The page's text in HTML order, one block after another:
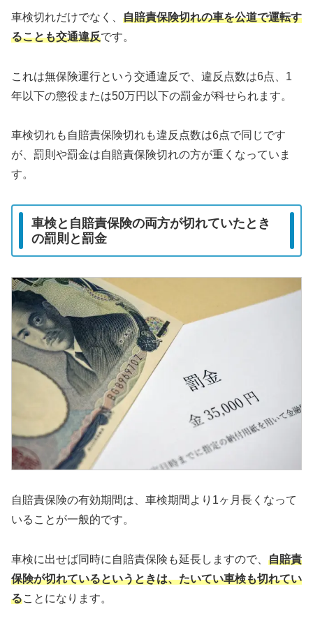
車検切れだけでなく、 自賠責保険切れの車を公道で運転す
ることも交通違反です。
これは無保険運行という交通違反で、違反点数は6点、1
年以下の懲役または50万円以下の罰金が科せられます。
車検切れも自賠責保険切れも違反点数は6点で同じです
が、罰則や罰金は自賠責保険切れの方が重くなっていま
す。
車検と自賠責保険の両方が切れていたとき
の罰則と罰金
自賠責保険の有効期間は、車検期間より1ヶ月長くなって
いることが一般的です。
車検に出せば同時に自賠責保険も延長しますので、 自賠責
保険が切れているというときは、たいてい車検も切れてい
ることになります。